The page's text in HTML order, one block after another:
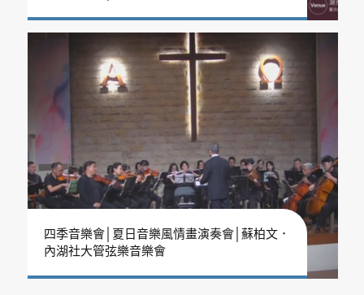
四季音樂會│夏日音樂風情畫演奏會│蘇柏文．
內湖社大管弦樂音樂會